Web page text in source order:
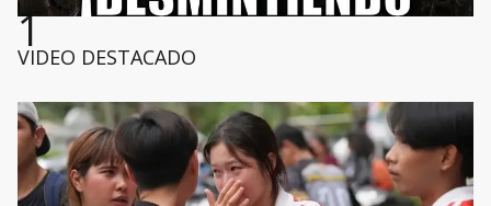
1
VIDEO DESTACADO